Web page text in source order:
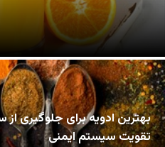
بهترین ادویه برای جلوگیری
تقویت سیستم ایمنی